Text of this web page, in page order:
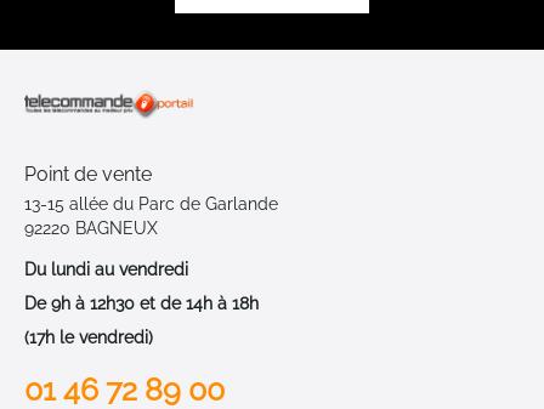
Point de vente
13-15 allée du Parc de Garlande
92220 BAGNEUX
Du lundi au vendredi
De 9h à 12h30 et de 14h à 18h
(17h le vendredi)
01 46 72 89 00